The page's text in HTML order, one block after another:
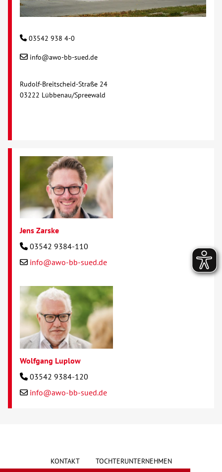
03542 938 4-0
info@awo-bb-sued.de
Rudolf-Breitscheid-Straße 24
03222 Lübbenau/Spreewald
Jens Zarske
03542 9384-110
info@awo-bb-sued.de
Wolfgang Luplow
03542 9384-120
info@awo-bb-sued.de
KONTAKT TOCHTERUNTERNEHMEN